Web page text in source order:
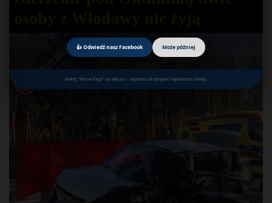
👍 Odwiedź nasz Facebook Może później
Kliknij "Follow Page" na wtyczce – będziesz otrzymywać najświeższe newsy.